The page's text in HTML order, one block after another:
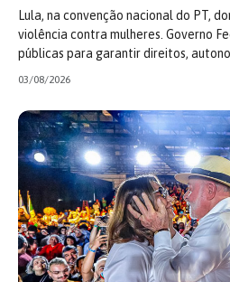
Lula, na convenção nacional do PT,
violência contra mulheres. Governo
públicas para garantir direitos,
03/08/2026